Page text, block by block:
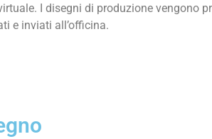
I disegni di produzione vengono
e inviati all’officina.